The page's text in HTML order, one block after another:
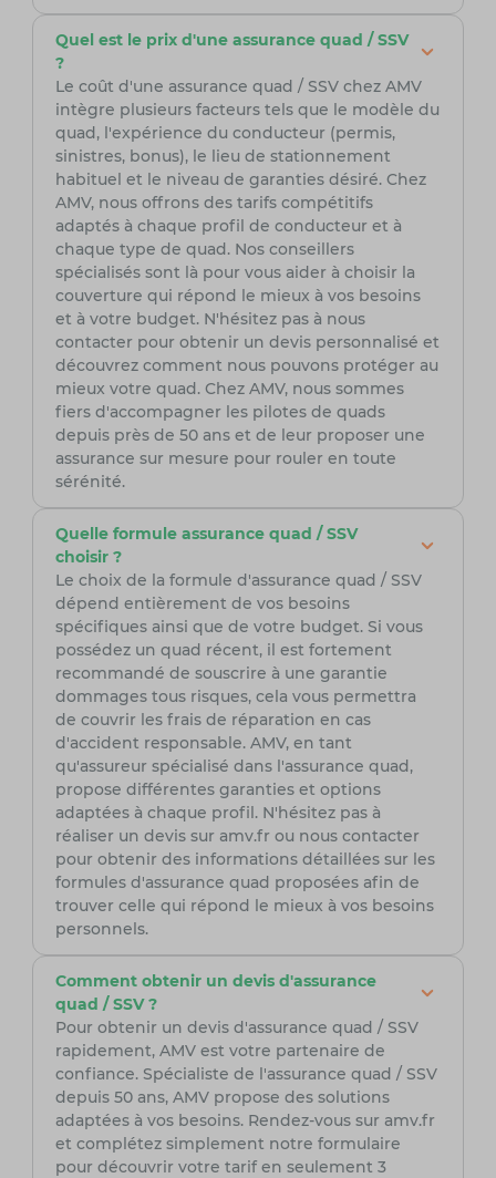
Quel est le prix d'une assurance quad / SSV
?
Le coût d'une assurance quad / SSV chez AMV
intègre plusieurs facteurs tels que le modèle du
quad, l'expérience du conducteur (permis,
sinistres, bonus), le lieu de stationnement
habituel et le niveau de garanties désiré. Chez
AMV, nous offrons des tarifs compétitifs
adaptés à chaque profil de conducteur et à
chaque type de quad. Nos conseillers
spécialisés sont là pour vous aider à choisir la
couverture qui répond le mieux à vos besoins
et à votre budget. N'hésitez pas à nous
contacter pour obtenir un devis personnalisé et
découvrez comment nous pouvons protéger au
mieux votre quad. Chez AMV, nous sommes
fiers d'accompagner les pilotes de quads
depuis près de 50 ans et de leur proposer une
assurance sur mesure pour rouler en toute
sérénité.
Quelle formule assurance quad / SSV
choisir ?
Le choix de la formule d'assurance quad / SSV
dépend entièrement de vos besoins
spécifiques ainsi que de votre budget. Si vous
possédez un quad récent, il est fortement
recommandé de souscrire à une garantie
dommages tous risques, cela vous permettra
de couvrir les frais de réparation en cas
d'accident responsable. AMV, en tant
qu'assureur spécialisé dans l'assurance quad,
propose différentes garanties et options
adaptées à chaque profil. N'hésitez pas à
réaliser un devis sur amv.fr ou nous contacter
pour obtenir des informations détaillées sur les
formules d'assurance quad proposées afin de
trouver celle qui répond le mieux à vos besoins
personnels.
Comment obtenir un devis d'assurance
quad / SSV ?
Pour obtenir un devis d'assurance quad / SSV
rapidement, AMV est votre partenaire de
confiance. Spécialiste de l'assurance quad / SSV
depuis 50 ans, AMV propose des solutions
adaptées à vos besoins. Rendez-vous sur amv.fr
et complétez simplement notre formulaire
pour découvrir votre tarif en seulement 3